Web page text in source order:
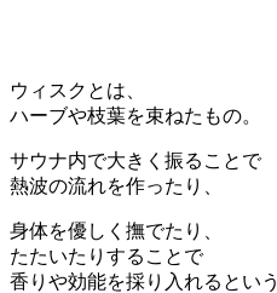
ウィスクとは、
ハーブや枝葉を束ねたもの。
サウナ内で大きく振ることで
熱波の流れを作ったり、
身体を優しく撫でたり、
たたいたりすることで
香りや効能を採り入れるという